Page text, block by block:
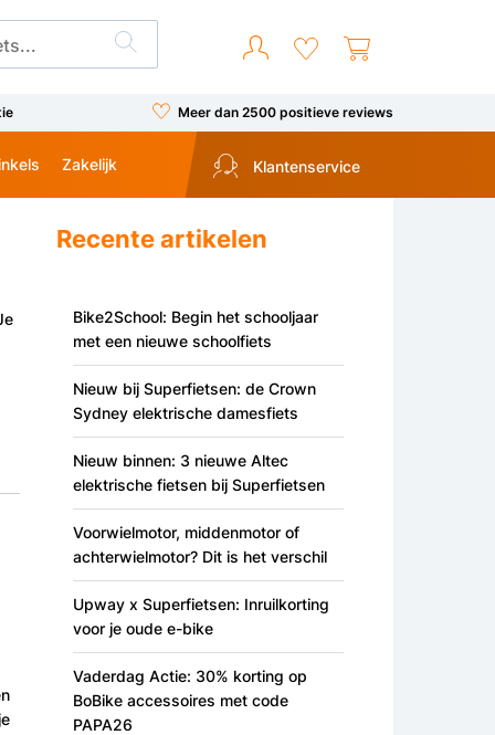
Meer dan 2500 positieve reviews
Zakelijk Klantenservice
Recente artikelen
Bike2School: Begin het schooljaar
met een nieuwe schoolfiets
Nieuw bij Superfietsen: de Crown
Sydney elektrische damesfiets
Nieuw binnen: 3 nieuwe Altec
elektrische fietsen bij Superfietsen
Voorwielmotor, middenmotor of
achterwielmotor? Dit is het verschil
Upway x Superfietsen: Inruilkorting
voor je oude e-bike
Vaderdag Actie: 30% korting op
BoBike accessoires met code
PAPA26